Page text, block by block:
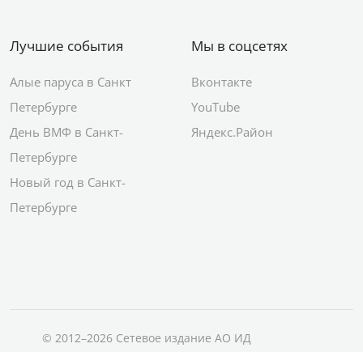
Лучшие события
Алые паруса в Санкт
Петербурге
День ВМФ в Санкт-
Петербурге
Новый год в Санкт-
Петербурге
Мы в соцсетях
Вконтакте
YouTube
Яндекс.Район
© 2012–2026 Сетевое издание АО ИД